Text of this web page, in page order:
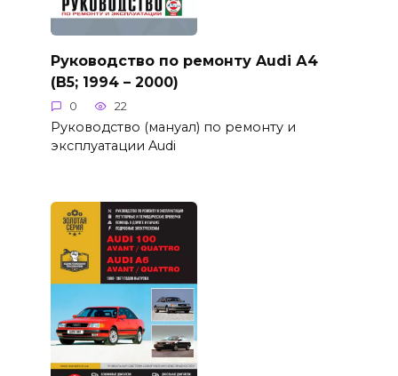
Руководство по ремонту Audi А4
(B5; 1994 – 2000)
0 22
Руководство (мануал) по ремонту и
эксплуатации Audi